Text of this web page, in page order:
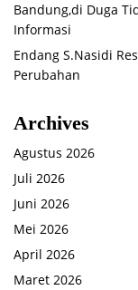
Bandung,di Duga
Informasi
Endang S.Nasidi
Perubahan
Archives
Agustus 2026
Juli 2026
Juni 2026
Mei 2026
April 2026
Maret 2026